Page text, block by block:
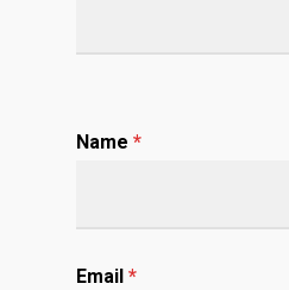
Name *
Email *